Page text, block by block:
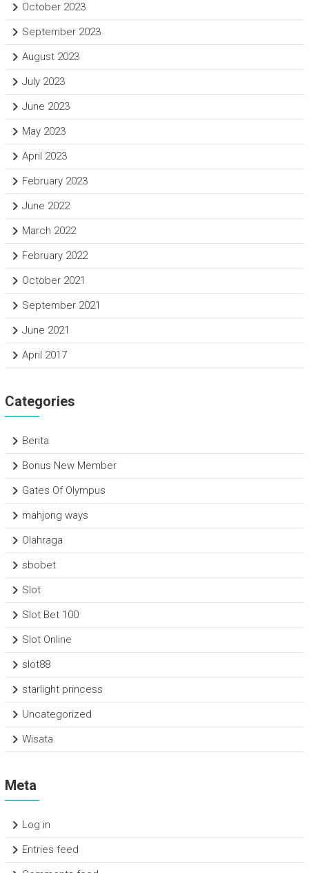
October 2023
September 2023
August 2023
July 2023
June 2023
May 2023
April 2023
February 2023
June 2022
March 2022
February 2022
October 2021
September 2021
June 2021
April 2017
Categories
Berita
Bonus New Member
Gates Of Olympus
mahjong ways
Olahraga
sbobet
Slot
Slot Bet 100
Slot Online
slot88
starlight princess
Uncategorized
Wisata
Meta
Log in
Entries feed